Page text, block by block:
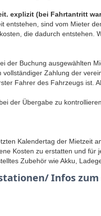
explizit (bei Fahrtantritt
entstehen, sind vom Mieter
die dadurch entstehen.
der Buchung ausgewählten
Zahlung der
Fahrer des Fahrzeugs ist.
der Übergabe zu
Kalendertag der Mietzeit
Kosten zu erstatten und
Zubehör wie Akku,
Infos